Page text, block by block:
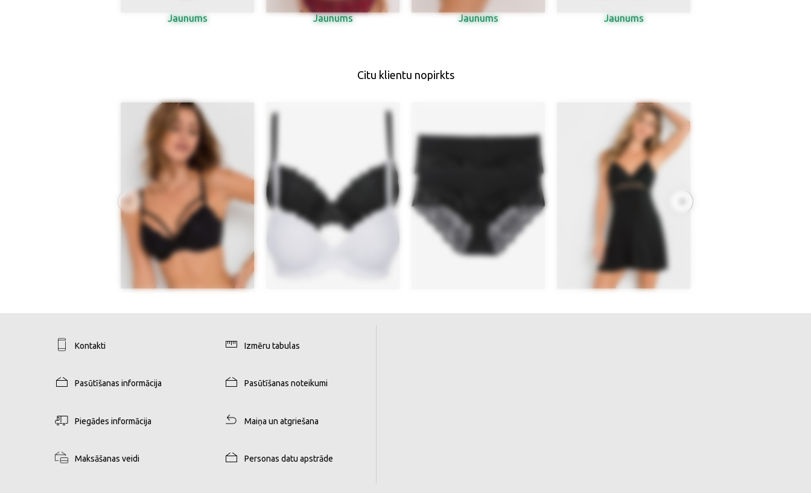
Jaunums Jaunums Jaunums Jaunums
Citu klientu nopirkts
Kontakti Izmēru tabulas
Pasūtīšanas informācija Pasūtīšanas noteikumi
Piegādes informācija Maiņa un atgriešana
Maksāšanas veidi Personas datu apstrāde